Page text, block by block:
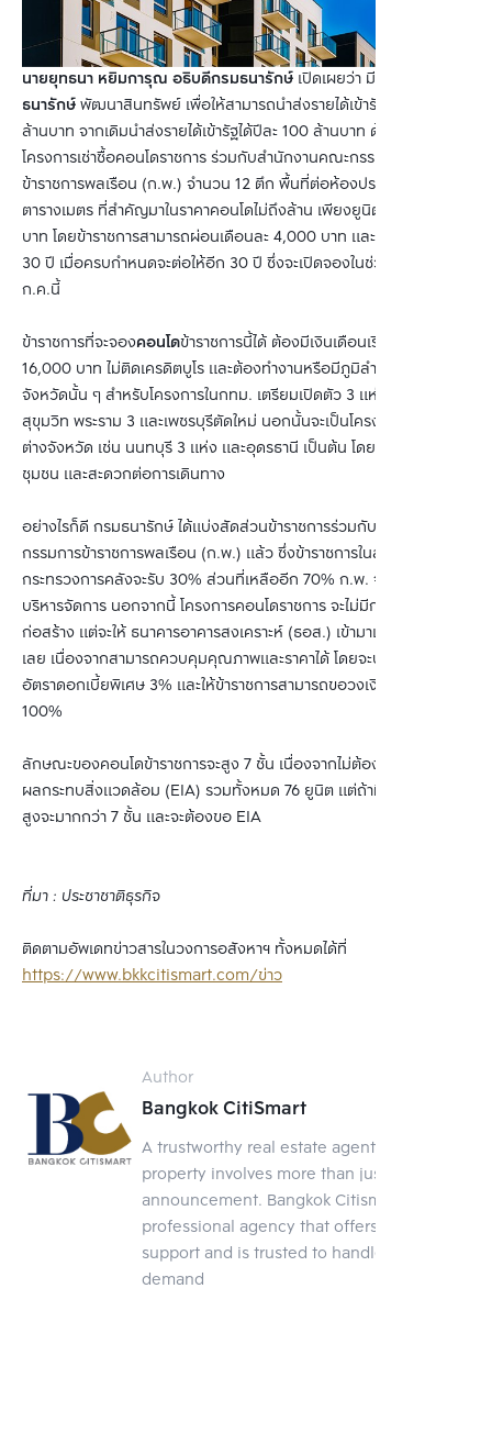
นายยุทธนา หยิมการุณ อธิบดีกรมธนารักษ์ เปิดเผยว่า มีภารกิจให้
ธนารักษ์พัฒนาสินทรัพย์ เพื่อให้สามารถนำส่งรายได้เข้ารัฐได้ปีละ 1,000
ล้านบาท จากเดิมนำส่งรายได้เข้ารัฐได้ปีละ 100 ล้านบาท ด้วยการเปิดตัว
โครงการเช่าซื้อคอนโดราชการ ร่วมกับสำนักงานคณะกรรมการ
ข้าราชการพลเรือน (ก.พ.) จำนวน 12 ตึก พื้นที่ต่อห้องประมาณ 40
ตารางเมตร ที่สำคัญมาในราคาคอนโดไม่ถึงล้าน เพียงยูนิตละ 999,999
บาท โดยข้าราชการสามารถผ่อนเดือนละ 4,000 บาท และสัญญาเช่าซื้อ
30 ปี เมื่อครบกำหนดจะต่อให้อีก 30 ปี ซึ่งจะเปิดจองในช่วงต้นเดือน
ก.ค.นี้
ข้าราชการที่จะจองคอนโดข้าราชการนี้ได้ ต้องมีเงินเดือนเริ่มต้นที่
16,000 บาท ไม่ติดเครดิตบูโร และต้องทำงานหรือมีภูมิลำเนาอาศัยใน
จังหวัดนั้น ๆ สำหรับโครงการในกทม. เตรียมเปิดตัว 3 แห่ง ได้แก่ ย่าน
สุขุมวิท พระราม 3 และเพชรบุรีตัดใหม่ นอกนั้นจะเป็นโครงการในพื้นที่
ต่างจังหวัด เช่น นนทบุรี 3 แห่ง และอุดรธานี เป็นต้น โดยจะเลือกพื้นที่
ชุมชน และสะดวกต่อการเดินทาง
อย่างไรก็ดี กรมธนารักษ์ได้แบ่งสัดส่วนข้าราชการร่วมกับสำนักงานคณะ
กรรมการข้าราชการพลเรือน (ก.พ.) แล้ว ซึ่งข้าราชการในส่วนของ
กระทรวงการคลังจะรับ 30% ส่วนที่เหลืออีก 70% ก.พ. จะเป็นผู้ไป
บริหารจัดการ นอกจากนี้ โครงการคอนโดราชการ จะไม่มีการเปิดประมูลผู้
ก่อสร้าง แต่จะให้ ธนาคารอาคารสงเคราะห์ (ธอส.) เข้ามาเป็นผู้พัฒนา
เลย เนื่องจากสามารถควบคุมคุณภาพและราคาได้ โดยจะปล่อยสินเชื่อ
อัตราดอกเบี้ยพิเศษ 3% และให้ข้าราชการสามารถขอวงเงินกู้เต็มได้
100%
ลักษณะของคอนโดข้าราชการจะสูง 7 ชั้น เนื่องจากไม่ต้องขอประเมิน
ผลกระทบสิ่งแวดล้อม (EIA) รวมทั้งหมด 76 ยูนิต แต่ถ้ามีเฟส 2 ความ
สูงจะมากกว่า 7 ชั้น และจะต้องขอ EIA
ที่มา : ประชาชาติธุรกิจ
ติดตามอัพเดทข่าวสารในวงการอสังหาฯ ทั้งหมดได้ที่
https://www.bkkcitismart.com/ข่าว
Author
Bangkok CitiSmart
A trustworthy real estate agent Selling a
property involves more than just posting an
announcement. Bangkok Citismart is a
professional agency that offers full-service
support and is trusted to handle your
demand